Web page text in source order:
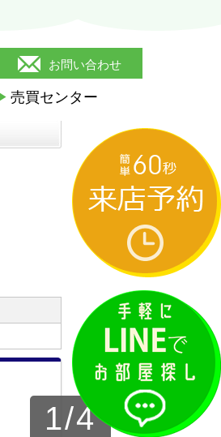
お問い合わせ
売買センター
1/4